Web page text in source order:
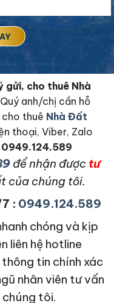
gửi, cho thuê Nhà
Quý anh/chị cần hỗ
thuê Nhà Đất
thoại, Viber, Zalo
0949.124.589
để nhận được tư
của chúng tôi.
: 0949.124.589
chóng và kịp
liên hệ hotline
tin chính xác
nhân viên tư vấn
chúng tôi.